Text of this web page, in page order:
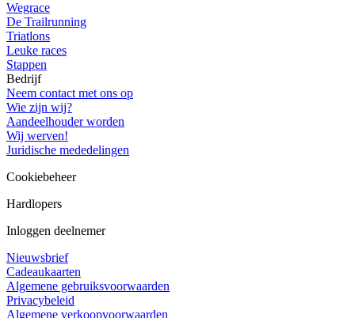
Wegrace
De Trailrunning
Triatlons
Leuke races
Stappen
Bedrijf
Neem contact met ons op
Wie zijn wij?
Aandeelhouder worden
Wij werven!
Juridische mededelingen
Cookiebeheer
Hardlopers
Inloggen deelnemer
Nieuwsbrief
Cadeaukaarten
Algemene gebruiksvoorwaarden
Privacybeleid
Algemene verkoopvoorwaarden